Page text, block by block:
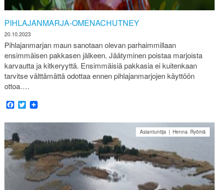
PIHLAJANMARJA-OMENACHUTNEY
20.10.2023
Pihlajanmarjan maun sanotaan olevan parhaimmillaan
ensimmäisen pakkasen jälkeen. Jäätyminen poistaa marjoista
karvautta ja kitkeryyttä. Ensimmäisiä pakkasia ei kuitenkaan
tarvitse välttämättä odottaa ennen pihlajanmarjojen käyttöön
ottoa….
Facebook
Twitter
Asiantuntija | Henna Ryömä